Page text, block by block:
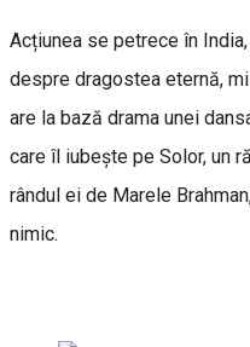
Acțiunea se petrece în
despre dragostea eternă,
are la bază drama unei
care îl iubește pe Solor, un
rândul ei de Marele
nimic.